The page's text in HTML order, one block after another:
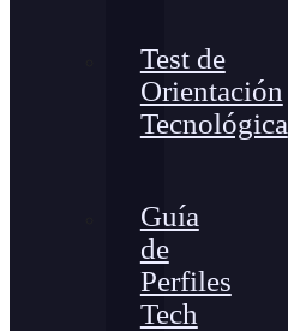
Test de
Orientación
Tecnológica
Guía
de
Perfiles
Tech